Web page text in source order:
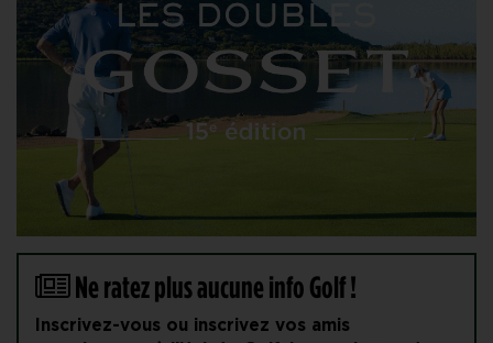
Ne ratez plus aucune info Golf !
Inscrivez-vous ou inscrivez vos amis